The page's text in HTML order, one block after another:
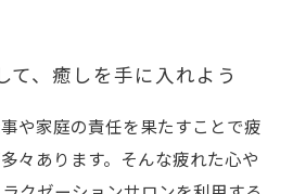
て、癒しを手に入れよう
や家庭の責任を果たすことで疲
々あります。そんな疲れた心や